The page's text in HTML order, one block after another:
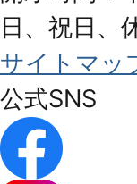
日、祝日、
サイトマッ
公式SNS